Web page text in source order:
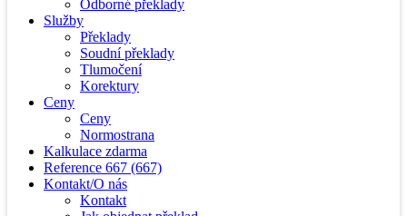
Odborné překlady
Služby
Překlady
Soudní překlady
Tlumočení
Korektury
Ceny
Ceny
Normostrana
Kalkulace zdarma
Reference 667 (667)
Kontakt/O nás
Kontakt